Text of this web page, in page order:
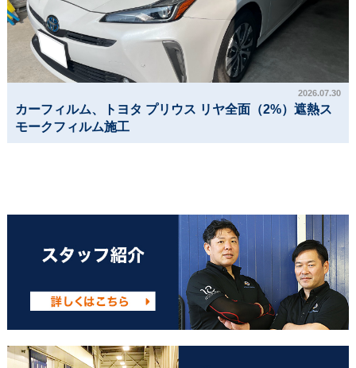
2026.07.30
カーフィルム、トヨタ プリウス リヤ全面（2%）遮熱ス
モークフィルム施工